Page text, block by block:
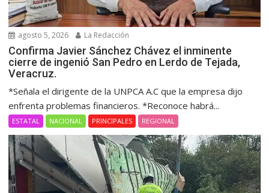
agosto 5, 2026 La Redacción
Confirma Javier Sánchez Chávez el inminente
cierre de ingenió San Pedro en Lerdo de Tejada,
Veracruz.
*Señala el dirigente de la UNPCA A.C que la empresa dijo
enfrenta problemas financieros. *Reconoce habrá...
ESTATAL NACIONAL PRINCIPALES REGIONAL